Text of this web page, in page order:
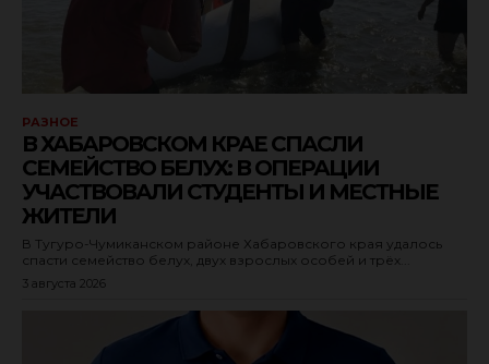
РАЗНОЕ
В ХАБАРОВСКОМ КРАЕ СПАСЛИ
СЕМЕЙСТВО БЕЛУХ: В ОПЕРАЦИИ
УЧАСТВОВАЛИ СТУДЕНТЫ И МЕСТНЫЕ
ЖИТЕЛИ
В Тугуро-Чумиканском районе Хабаровского края удалось
спасти семейство белух, двух взрослых особей и трёх...
3 августа 2026